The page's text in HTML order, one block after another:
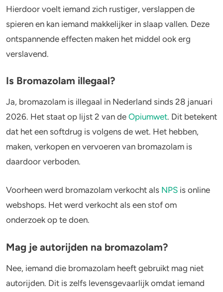
Hierdoor voelt iemand zich rustiger, verslappen de
spieren en kan iemand makkelijker in slaap vallen. Deze
ontspannende effecten maken het middel ook erg
verslavend.
Is Bromazolam illegaal?
Ja, bromazolam is illegaal in Nederland sinds 28 januari
2026. Het staat op lijst 2 van de Opiumwet. Dit betekent
dat het een softdrug is volgens de wet. Het hebben,
maken, verkopen en vervoeren van bromazolam is
daardoor verboden.
Voorheen werd bromazolam verkocht als NPS is online
webshops. Het werd verkocht als een stof om
onderzoek op te doen.
Mag je autorijden na bromazolam?
Nee, iemand die bromazolam heeft gebruikt mag niet
autorijden. Dit is zelfs levensgevaarlijk omdat iemand